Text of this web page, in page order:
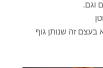
וגם.
בעצם זה שנותן גוף